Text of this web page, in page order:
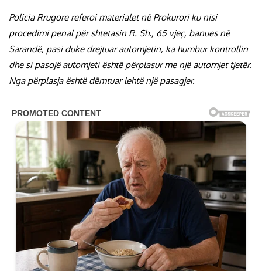
Policia Rrugore referoi materialet në Prokurori ku nisi
procedimi penal për shtetasin R. Sh., 65 vjeç, banues në
Sarandë, pasi duke drejtuar automjetin, ka humbur kontrollin
dhe si pasojë automjeti është përplasur me një automjet tjetër.
Nga përplasja është dëmtuar lehtë një pasagjer.